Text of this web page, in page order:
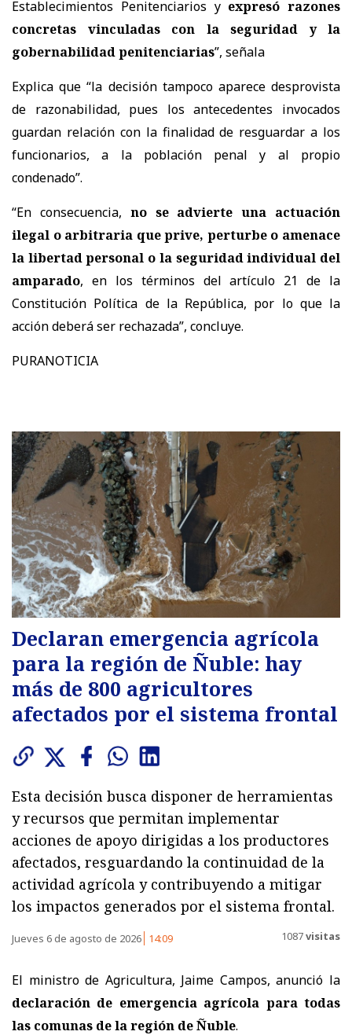
Establecimientos Penitenciarios y expresó razones
concretas vinculadas con la seguridad y la
gobernabilidad penitenciarias”, señala
Explica que “la decisión tampoco aparece desprovista
de razonabilidad, pues los antecedentes invocados
guardan relación con la finalidad de resguardar a los
funcionarios, a la población penal y al propio
condenado”.
“En consecuencia, no se advierte una actuación
ilegal o arbitraria que prive, perturbe o amenace
la libertad personal o la seguridad individual del
amparado, en los términos del artículo 21 de la
Constitución Política de la República, por lo que la
acción deberá ser rechazada”, concluye.
PURANOTICIA
Declaran emergencia agrícola
para la región de Ñuble: hay
más de 800 agricultores
afectados por el sistema frontal
Esta decisión busca disponer de herramientas
y recursos que permitan implementar
acciones de apoyo dirigidas a los productores
afectados, resguardando la continuidad de la
actividad agrícola y contribuyendo a mitigar
los impactos generados por el sistema frontal.
Jueves 6 de agosto de 2026 14:09 1087visitas
El ministro de Agricultura, Jaime Campos, anunció la
declaración de emergencia agrícola para todas
las comunas de la región de Ñuble.